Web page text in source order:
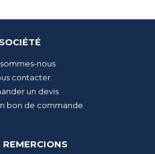
SOCIÉTÉ
nous
contacter
un devis
bon de commande
REMERCIONS